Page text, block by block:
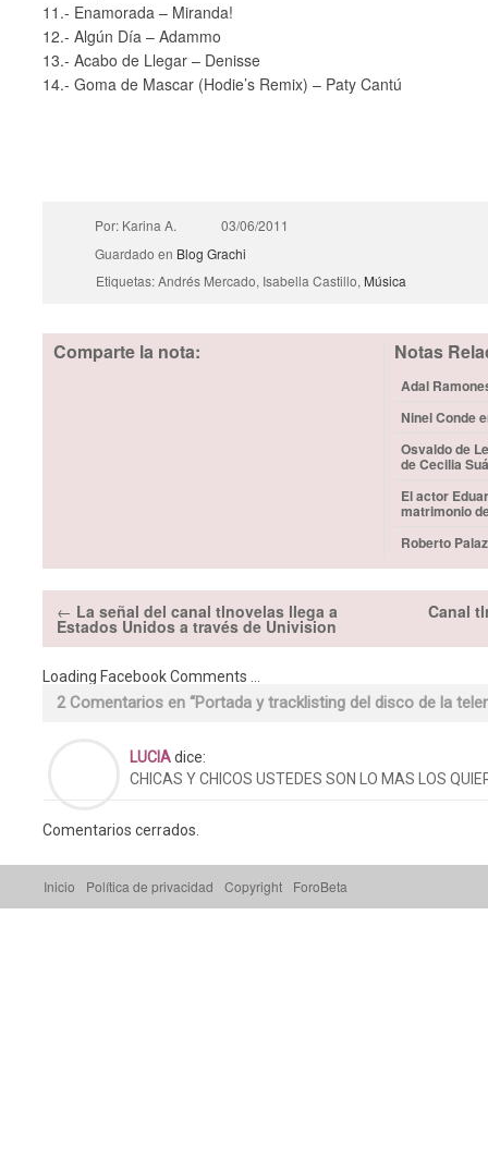
11.- Enamorada – Miranda!
12.- Algún Día – Adammo
13.- Acabo de Llegar – Denisse
14.- Goma de Mascar (Hodie’s Remix) – Paty Cantú
Por: Karina A.
03/06/2011
Guardado en Blog Grachi
Etiquetas: Andrés Mercado, Isabella Castillo, Música
Comparte la nota: Notas
Adal
Ninel Conde
Osvaldo de
de Cecilia
El actor
matrimonio
Roberto
← La señal del canal tlnovelas llega a
Estados Unidos a través de Univision
Canal
Loading Facebook Comments ...
2 Comentarios en “Portada y tracklisting del disco de la
LUCIAdice:
CHICAS Y CHICOS USTEDES SON LO MAS LOS
Comentarios cerrados.
Inicio Política de privacidad Copyright ForoBeta